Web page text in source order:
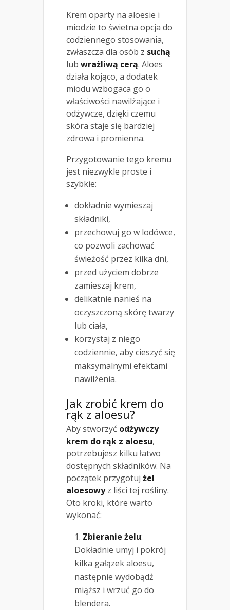
Krem oparty na aloesie i
miodzie to świetna opcja do
codziennego stosowania,
zwłaszcza dla osób z suchą
lub wrażliwą cerą. Aloes
działa kojąco, a dodatek
miodu wzbogaca go o
właściwości nawilżające i
odżywcze, dzięki czemu
skóra staje się bardziej
zdrowa i promienna.
Przygotowanie tego kremu
jest niezwykle proste i
szybkie:
dokładnie wymieszaj
składniki,
przechowuj go w lodówce,
co pozwoli zachować
świeżość przez kilka dni,
przed użyciem dobrze
zamieszaj krem,
delikatnie nanieś na
oczyszczoną skórę twarzy
lub ciała,
korzystaj z niego
codziennie, aby cieszyć się
maksymalnymi efektami
nawilżenia.
Jak zrobić krem do
rąk z aloesu?
Aby stworzyć odżywczy
krem do rąk z aloesu,
potrzebujesz kilku łatwo
dostępnych składników. Na
początek przygotuj żel
aloesowyz liści tej rośliny.
Oto kroki, które warto
wykonać:
Zbieranie żelu:
Dokładnie umyj i pokrój
kilka gałązek aloesu,
następnie wydobądź
miąższ i wrzuć go do
blendera.